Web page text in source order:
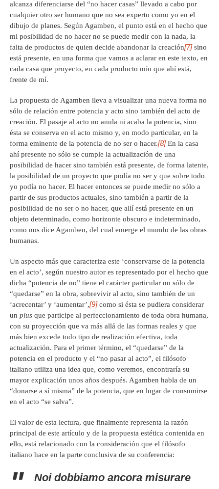
alcanza diferenciarse del “no hacer casas” llevado a cabo por
cualquier otro ser humano que no sea experto como yo en el
dibujo de planes. Según Agamben, el punto está en el hecho que
mi posibilidad de no hacer no se puede medir con la nada, la
falta de productos de quien decide abandonar la creación[7]sino
está presente, en una forma que vamos a aclarar en este texto, en
cada casa que proyecto, en cada producto mío que ahí está,
frente de mí.
La propuesta de Agamben lleva a visualizar una nueva forma no
sólo de relación entre potencia y acto sino también del acto de
creación. El pasaje al acto no anula ni acaba la potencia, sino
ésta se conserva en el acto mismo y, en modo particular, en la
forma eminente de la potencia de no ser o hacer.[8]En la casa
ahí presente no sólo se cumple la actualización de una
posibilidad de hacer sino también está presente, de forma latente,
la posibilidad de un proyecto que podía no ser y que sobre todo
yo podía no hacer. El hacer entonces se puede medir no sólo a
partir de sus productos actuales, sino también a partir de la
posibilidad de no ser o no hacer, que allí está presente en un
objeto determinado, como horizonte obscuro e indeterminado,
como nos dice Agamben, del cual emerge el mundo de las obras
humanas.
Un aspecto más que caracteriza este ‘conservarse de la potencia
en el acto’, según nuestro autor es representado por el hecho que
dicha “potencia de no” tiene el carácter particular no sólo de
“quedarse” en la obra, sobrevivir al acto, sino también de un
‘acrecentar’ y ‘aumentar’,[9]como si ésta se pudiera considerar
un plus que participe al perfeccionamiento de toda obra humana,
con su proyección que va más allá de las formas reales y que
más bien excede todo tipo de realización efectiva, toda
actualización. Para el primer término, el “quedarse” de la
potencia en el producto y el “no pasar al acto”, el filósofo
italiano utiliza una idea que, como veremos, encontraría su
mayor explicación unos años después. Agamben habla de un
“donarse a sí misma” de la potencia, que en lugar de consumirse
en el acto “se salva”.
El valor de esta lectura, que finalmente representa la razón
principal de este artículo y de la propuesta estética contenida en
ello, está relacionado con la consideración que el filósofo
italiano hace en la parte conclusiva de su conferencia:
Noi dobbiamo ancora misurare